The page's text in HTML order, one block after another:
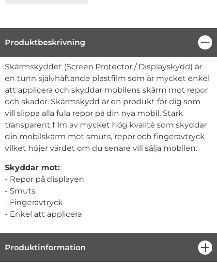
Produktbeskrivning
Produktbeskrivning
Skärmskyddet (Screen Protector / Displayskydd) är
en tunn självhäftande plastfilm som är mycket enkel
att applicera och skyddar mobilens skärm mot repor
och skador. Skärmskydd är en produkt för dig som
vill slippa alla fula repor på din nya mobil. Stark
transparent film av mycket hög kvalité som skyddar
din mobilskärm mot smuts, repor och fingeravtryck
vilket höjer värdet om du senare vill sälja mobilen.
Skyddar mot:
- Repor på displayen
- Smuts
- Fingeravtryck
- Enkel att applicera
Produktinformation